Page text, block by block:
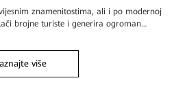
znamenitostima, ali i po modernoj
brojne turiste i generira ogroman
više